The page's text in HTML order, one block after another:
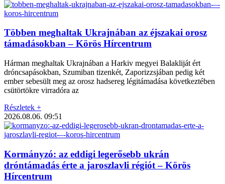
Többen meghaltak Ukrajnában az éjszakai orosz
támadásokban – Körös Hírcentrum
Hárman meghaltak Ukrajnában a Harkiv megyei Balakliját ért
dróncsapásokban, Szumiban tizenkét, Zaporizzsjában pedig két
ember sebesült meg az orosz hadsereg légitámadása következtében
csütörtökre virradóra az
Részletek +
2026.08.06. 09:51
Kormányzó: az eddigi legerősebb ukrán
dróntámadás érte a jaroszlavli régiót – Körös
Hírcentrum